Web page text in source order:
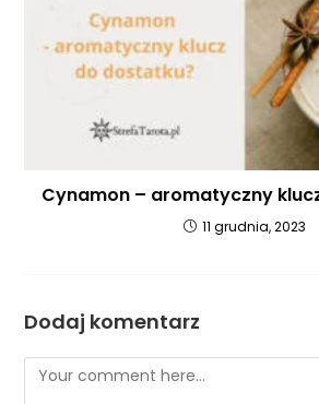
Cynamon – aromatyczny
11 grudnia, 2023
Dodaj komentarz
Comment